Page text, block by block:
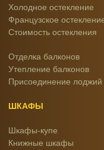
Холодное остекление
Французское
Стоимость остекления
Отделка балконов
Утепление балконов
Присоединение лоджий
ШКАФЫ
Шкафы-купе
Книжные шкафы